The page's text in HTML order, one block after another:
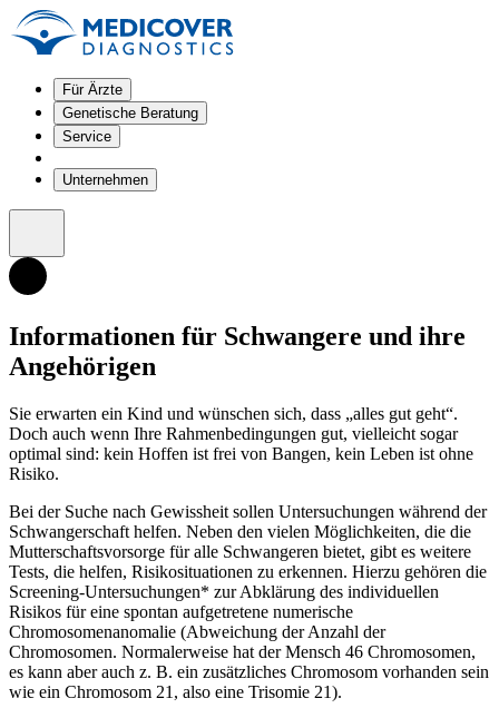
Für Ärzte
Genetische Beratung
Service
Unternehmen
Informationen für Schwangere und ihre
Angehörigen
Sie erwarten ein Kind und wünschen sich, dass „alles gut geht“.
Doch auch wenn Ihre Rahmenbedingungen gut, vielleicht sogar
optimal sind: kein Hoffen ist frei von Bangen, kein Leben ist ohne
Risiko.
Bei der Suche nach Gewissheit sollen Untersuchungen während der
Schwangerschaft helfen. Neben den vielen Möglichkeiten, die die
Mutterschaftsvorsorge für alle Schwangeren bietet, gibt es weitere
Tests, die helfen, Risikosituationen zu erkennen. Hierzu gehören die
Screening-Untersuchungen* zur Abklärung des individuellen
Risikos für eine spontan aufgetretene numerische
Chromosomenanomalie (Abweichung der Anzahl der
Chromosomen. Normalerweise hat der Mensch 46 Chromosomen,
es kann aber auch z. B. ein zusätzliches Chromosom vorhanden sein
wie ein Chromosom 21, also eine Trisomie 21).